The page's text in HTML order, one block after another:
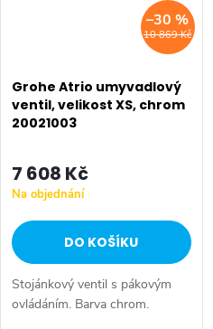
10 869 Kč
–30 %
Grohe Atrio umyvadlový
ventil, velikost XS, chrom
20021003
7 608 Kč
Na objednání
DO KOŠÍKU
Stojánkový ventil s pákovým
ovládáním. Barva chrom.